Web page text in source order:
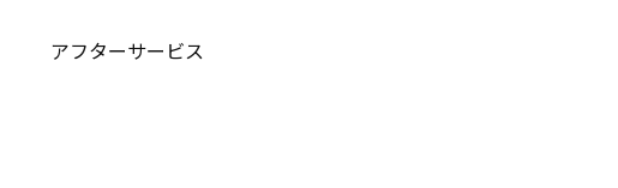
アフターサービス